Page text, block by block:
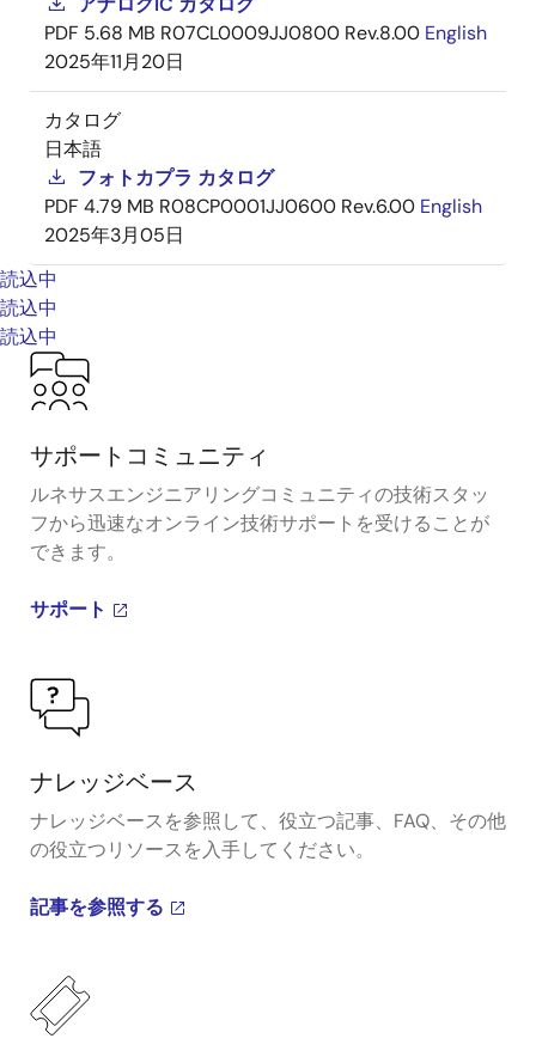
PDF 5.68 MB R07CL0009JJ0800 Rev.8.00 English
2025年11月20日
カタログ
日本語
フォトカプラ カタログ
PDF 4.79 MB R08CP0001JJ0600 Rev.6.00 English
2025年3月05日
読込中
読込中
読込中
サポートコミュニティ
ルネサスエンジニアリングコミュニティの技術スタッ
フから迅速なオンライン技術サポートを受けることが
できます。
サポート
ナレッジベース
ナレッジベースを参照して、役立つ記事、FAQ、その他
の役立つリソースを入手してください。
記事を参照する